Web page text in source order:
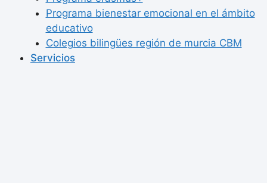
Programa bienestar emocional en el ámbito
educativo
Colegios bilingües región de murcia CBM
Servicios